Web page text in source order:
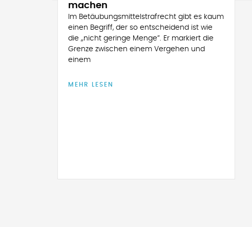
machen
Im Betäubungsmittelstrafrecht gibt es kaum
einen Begriff, der so entscheidend ist wie
die „nicht geringe Menge”. Er markiert die
Grenze zwischen einem Vergehen und
einem
MEHR LESEN